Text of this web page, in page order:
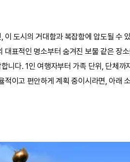
이 도시의 거대함과 복잡함에 압도될 수
대표적인 명소부터 숨겨진 보물 같은 장
니다. 1인 여행자부터 가족 단위, 단체
적이고 편안하게 계획 중이시라면, 아래